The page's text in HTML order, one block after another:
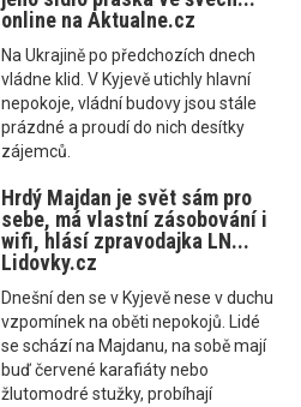
online na Aktualne.cz
Na Ukrajině po předchozích dnech
vládne klid. V Kyjevě utichly hlavní
nepokoje, vládní budovy jsou stále
prázdné a proudí do nich desítky
zájemců.
Hrdý Majdan je svět sám pro
sebe, má vlastní zásobování i
wifi, hlásí zpravodajka LN...
Lidovky.cz
Dnešní den se v Kyjevě nese v duchu
vzpomínek na oběti nepokojů. Lidé
se schází na Majdanu, na sobě mají
buď červené karafiáty nebo
žlutomodré stužky, probíhají